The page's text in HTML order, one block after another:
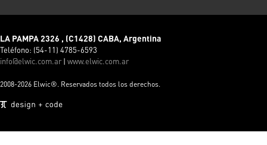
LA PAMPA 2326 , (C1428) CABA, Argentina
Teléfono: (54-11) 4785-6593
info@elwic.com.ar | www.elwic.com.ar
2008-2026 Elwic®. Reservados todos los derechos.